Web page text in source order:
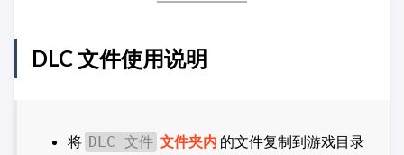
DLC 文件使用说明
将 DLC 文件 文件夹内 的文件复制到游戏目录